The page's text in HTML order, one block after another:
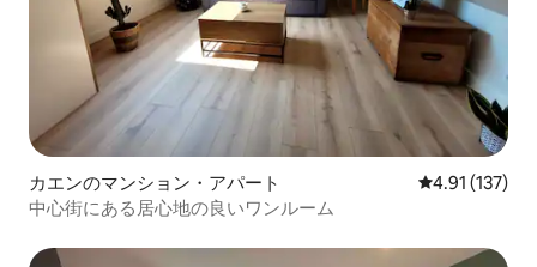
カエンのマンション・アパート レビュー137
4.91 (137)
中心街にある居心地の良いワンルーム